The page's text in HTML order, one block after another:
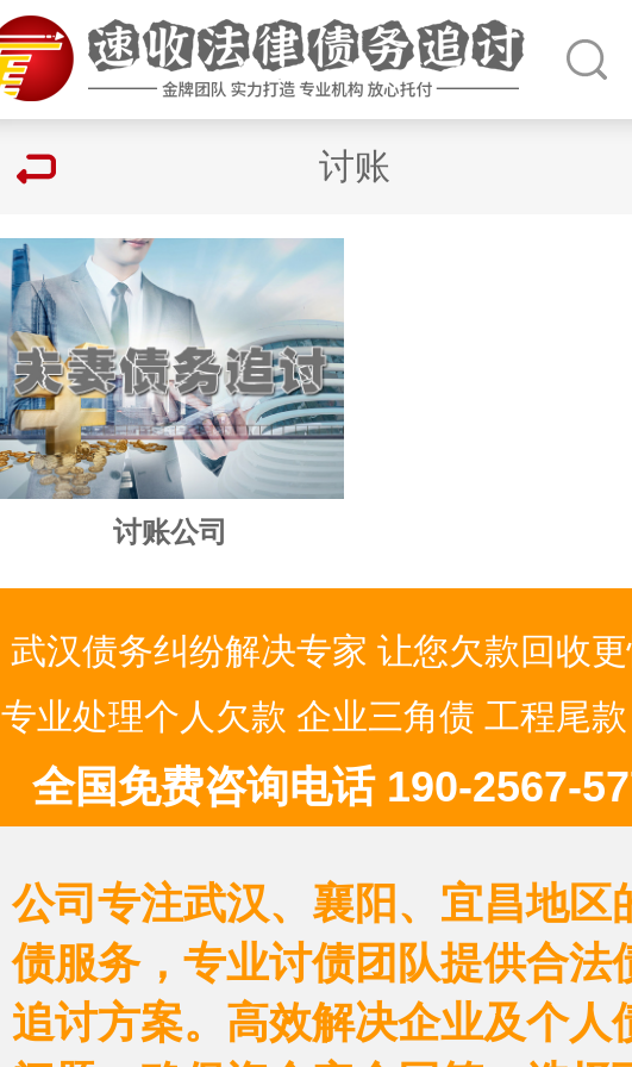
讨账
讨账公司
武汉债务纠纷解决专家 让您欠款回收
专业处理个人欠款 企业三角债 工程尾
全国免费咨询电话 190-2567-
公司专注武汉、襄阳、宜昌地区
债服务，专业讨债团队提供合法
追讨方案。高效解决企业及个人